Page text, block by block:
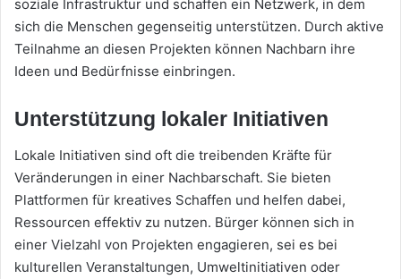
soziale Infrastruktur und schaffen ein Netzwerk, in dem
sich die Menschen gegenseitig unterstützen. Durch aktive
Teilnahme an diesen Projekten können Nachbarn ihre
Ideen und Bedürfnisse einbringen.
Unterstützung lokaler Initiativen
Lokale Initiativen sind oft die treibenden Kräfte für
Veränderungen in einer Nachbarschaft. Sie bieten
Plattformen für kreatives Schaffen und helfen dabei,
Ressourcen effektiv zu nutzen. Bürger können sich in
einer Vielzahl von Projekten engagieren, sei es bei
kulturellen Veranstaltungen, Umweltinitiativen oder